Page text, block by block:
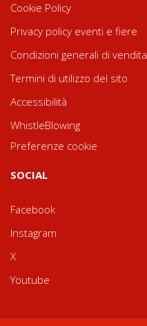
Cookie Policy
Privacy policy eventi e fiere
Condizioni generali di vendita
Termini di utilizzo del sito
Accessibilità
WhistleBlowing
Preferenze cookie
SOCIAL
Facebook
Instagram
X
Youtube